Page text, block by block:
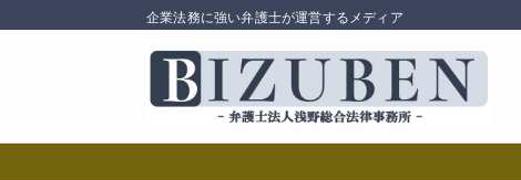
企業法務に強い弁護士が運営するメディア